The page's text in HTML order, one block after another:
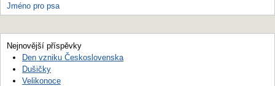
Jméno pro psa
Nejnovější příspěvky
Den vzniku Československa
Dušičky
Velikonoce